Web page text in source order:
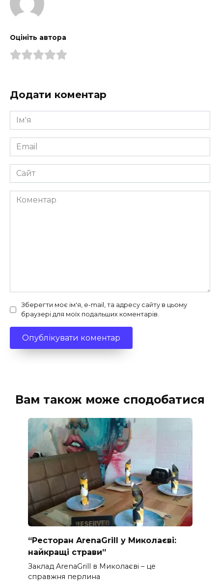
Оцініть автора
Додати коментар
Ім'я
*
Email
*
Сайт
Коментар
Зберегти моє ім'я, e-mail, та адресу сайту в цьому
браузері для моїх подальших коментарів.
Вам також може сподобатися
“Ресторан ArenaGrill у Миколаєві:
найкращі страви”
Заклад ArenaGrill в Миколаєві – це
справжня перлина